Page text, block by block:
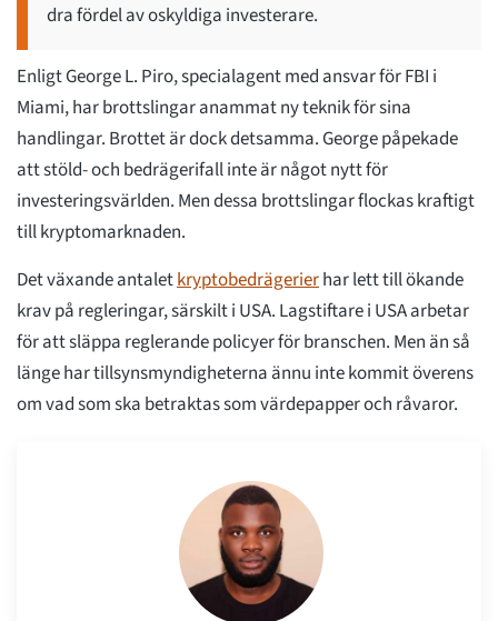
dra fördel av oskyldiga investerare.
Enligt George L. Piro, specialagent med ansvar för FBI i
Miami, har brottslingar anammat ny teknik för sina
handlingar. Brottet är dock detsamma. George påpekade
att stöld- och bedrägerifall inte är något nytt för
investeringsvärlden. Men dessa brottslingar flockas kraftigt
till kryptomarknaden.
Det växande antaletkryptobedrägerierhar lett till ökande
krav på regleringar, särskilt i USA. Lagstiftare i USA arbetar
för att släppa reglerande policyer för branschen. Men än så
länge har tillsynsmyndigheterna ännu inte kommit överens
om vad som ska betraktas som värdepapper och råvaror.